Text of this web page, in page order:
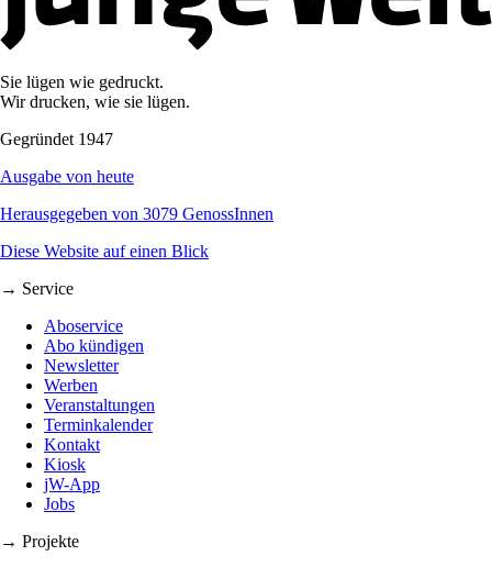
Sie lügen wie gedruckt.
Wir drucken, wie sie lügen.
Gegründet 1947
Ausgabe von heute
Herausgegeben von 3079 GenossInnen
Diese Website auf einen Blick
→ Service
Aboservice
Abo kündigen
Newsletter
Werben
Veranstaltungen
Terminkalender
Kontakt
Kiosk
jW-App
Jobs
→ Projekte